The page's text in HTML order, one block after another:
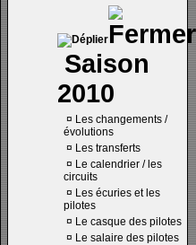
Saison
2010
¤ Les changements /
évolutions
¤ Les transferts
¤ Le calendrier / les
circuits
¤ Les écuries et les
pilotes
¤ Le casque des pilotes
¤ Le salaire des pilotes